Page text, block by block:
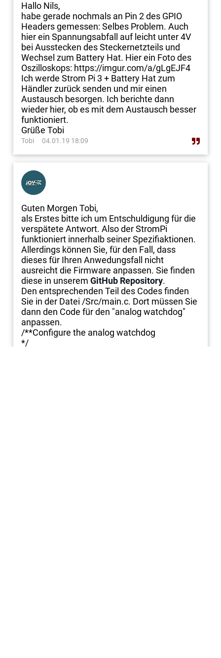
Hallo Nils,
habe gerade nochmals an Pin 2 des GPIO
Headers gemessen: Selbes Problem. Auch
hier ein Spannungsabfall auf leicht unter 4V
bei Ausstecken des Steckernetzteils und
Wechsel zum Battery Hat. Hier ein Foto des
Oszilloskops: https://imgur.com/a/gLgEJF4
Ich werde Strom Pi 3 + Battery Hat zum
Händler zurück senden und mir einen
Austausch besorgen. Ich berichte dann
wieder hier, ob es mit dem Austausch besser
funktioniert.
Grüße Tobi
Tobi 04.01.19 18:09
Guten Morgen Tobi,
als Erstes bitte ich um Entschuldigung für die
verspätete Antwort. Also der StromPi
funktioniert innerhalb seiner Spezifiaktionen.
Allerdings können Sie, für den Fall, dass
dieses für Ihren Anwedungsfall nicht
ausreicht die Firmware anpassen. Sie finden
diese in unseremGitHub Repository.
Den entsprechenden Teil des Codes finden
Sie in der Datei /Src/main.c. Dort müssen Sie
dann den Code für den "analog watchdog"
anpassen.
/**Configure the analog watchdog
*/